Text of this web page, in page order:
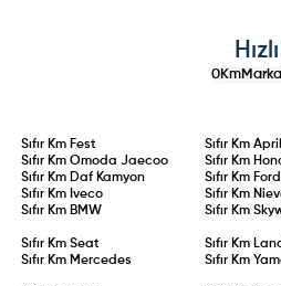
0KmMarka
Sıfır Km Fest Sıfır Km
Sıfır KmOmoda Jaecoo Sıfır Km
Sıfır Km Daf Kamyon Sıfır Km
Sıfır Km Iveco Sıfır Km
Sıfır Km BMW Sıfır Km
Sıfır KmSeat Sıfır Km
Sıfır Km Mercedes Sıfır Km